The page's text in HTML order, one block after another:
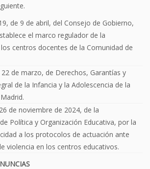
de 9 de abril, del Consejo de Gobierno,
el marco regulador de la
centros docentes de la Comunidad de
de marzo, de Derechos, Garantías y
de la Infancia y la Adolescencia de la
de noviembre de 2024, de la
Política y Organización Educativa, por la
a los protocolos de actuación ante
violencia en los centros educativos.